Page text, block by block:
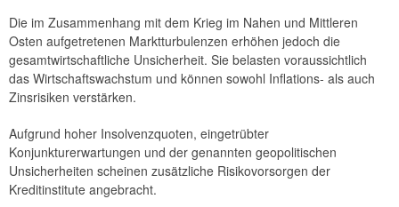
2016
2015
Strategie
Jahresberichte
Sitzungen
Die im Zusammenhang mit dem Krieg im Nahen und Mittleren
Osten aufgetretenen Marktturbulenzen erhöhen jedoch die
gesamtwirtschaftliche Unsicherheit. Sie belasten voraussichtlich
das Wirtschaftswachstum und können sowohl Inflations- als auch
Zinsrisiken verstärken.
Aufgrund hoher Insolvenzquoten, eingetrübter
Konjunkturerwartungen und der genannten geopolitischen
Unsicherheiten scheinen zusätzliche Risikovorsorgen der
Kreditinstitute angebracht.